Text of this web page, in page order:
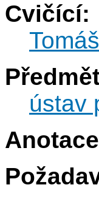
Cvičící:
ústav